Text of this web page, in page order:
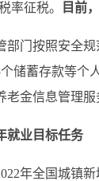
率征税。
目前
按照安全规
个储蓄存款等
老金信息管理
就业目标任务
全国城镇新